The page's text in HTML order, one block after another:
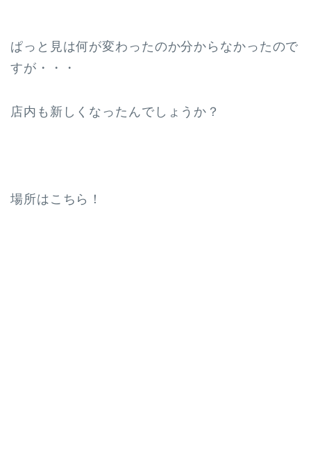
ぱっと見は何が変わったのか分からなかったので
すが・・・
店内も新しくなったんでしょうか？
場所はこちら！